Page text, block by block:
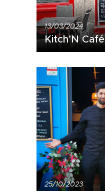
13/03/2024
Kitch’N Café
25/10/2023